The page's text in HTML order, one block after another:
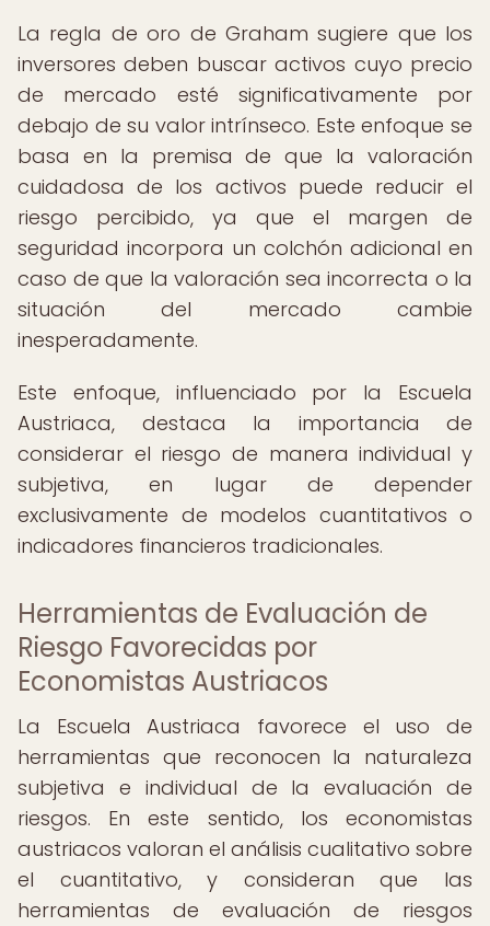
La regla de oro de Graham sugiere que los
inversores deben buscar activos cuyo precio
de mercado esté significativamente por
debajo de su valor intrínseco. Este enfoque se
basa en la premisa de que la valoración
cuidadosa de los activos puede reducir el
riesgo percibido, ya que el margen de
seguridad incorpora un colchón adicional en
caso de que la valoración sea incorrecta o la
situación del mercado cambie
inesperadamente.
Este enfoque, influenciado por la Escuela
Austriaca, destaca la importancia de
considerar el riesgo de manera individual y
subjetiva, en lugar de depender
exclusivamente de modelos cuantitativos o
indicadores financieros tradicionales.
Herramientas de Evaluación de
Riesgo Favorecidas por
Economistas Austriacos
La Escuela Austriaca favorece el uso de
herramientas que reconocen la naturaleza
subjetiva e individual de la evaluación de
riesgos. En este sentido, los economistas
austriacos valoran el análisis cualitativo sobre
el cuantitativo, y consideran que las
herramientas de evaluación de riesgos